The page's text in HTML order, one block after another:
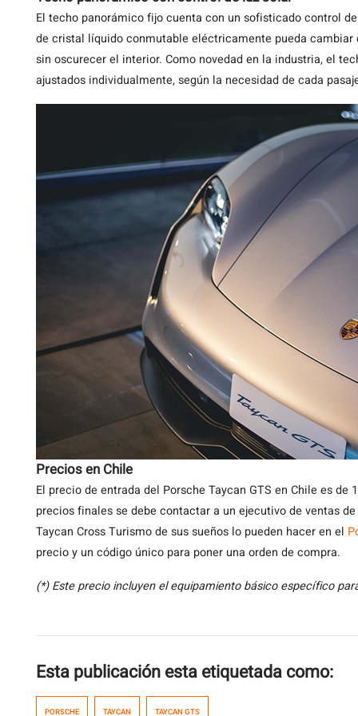
El techo panorámico fijo cuenta con un sofisticado control
de cristal líquido conmutable eléctricamente pueda
sin oscurecer el interior. Como novedad en la industria, el
ajustados individualmente, según la necesidad de cada
Precios en Chile
El precio de entrada del Porsche Taycan GTS en Chile es
precios finales se debe contactar a un ejecutivo de ventas
Taycan Cross Turismo de sus sueños lo pueden hacer en el
precio y un código único para poner una orden de compra.
(*) Este precio incluyen el equipamiento básico específico
Esta publicación esta etiquetada como:
PORSCHE TAYCAN TAYCAN GTS